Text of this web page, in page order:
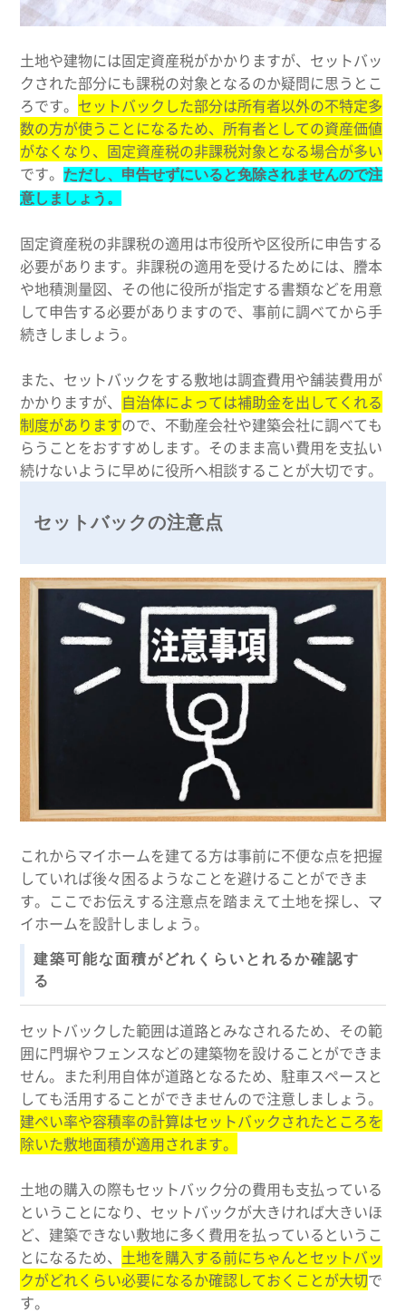
土地や建物には固定資産税がかかりますが、セットバッ
クされた部分にも課税の対象となるのか疑問に思うとこ
ろです。 セットバックした部分は所有者以外の不特定多
数の方が使うことになるため、所有者としての資産価値
がなくなり、固定資産税の非課税対象となる場合が多い
です。ただし、申告せずにいると免除されませんので注
意しましょう。
固定資産税の非課税の適用は市役所や区役所に申告する
必要があります。非課税の適用を受けるためには、謄本
や地積測量図、その他に役所が指定する書類などを用意
して申告する必要がありますので、事前に調べてから手
続きしましょう。
また、セットバックをする敷地は調査費用や舗装費用が
かかりますが、 自治体によっては補助金を出してくれる
制度がありますので、不動産会社や建築会社に調べても
らうことをおすすめします。そのまま高い費用を支払い
続けないように早めに役所へ相談することが大切です。
セットバックの注意点
これからマイホームを建てる方は事前に不便な点を把握
していれば後々困るようなことを避けることができま
す。ここでお伝えする注意点を踏まえて土地を探し、マ
イホームを設計しましょう。
建築可能な面積がどれくらいとれるか確認す
る
セットバックした範囲は道路とみなされるため、その範
囲に門塀やフェンスなどの建築物を設けることができま
せん。また利用自体が道路となるため、駐車スペースと
しても活用することができませんので注意しましょう。
建ぺい率や容積率の計算はセットバックされたところを
除いた敷地面積が適用されます。
土地の購入の際もセットバック分の費用も支払っている
ということになり、セットバックが大きければ大きいほ
ど、建築できない敷地に多く費用を払っているというこ
とになるため、 土地を購入する前にちゃんとセットバッ
クがどれくらい必要になるか確認しておくことが大切で
す。